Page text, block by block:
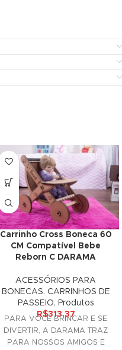
Carrinho Cross Boneca 60
CM Compatível Bebe
Reborn C DARAMA
ACESSÓRIOS PARA
BONECAS, CARRINHOS DE
PASSEIO, Produtos
R$313.37
PARA VOCÊ BRINCAR E SE
DIVERTIR, A DARAMA TRAZ
PARA NOSSOS AMIGOS E